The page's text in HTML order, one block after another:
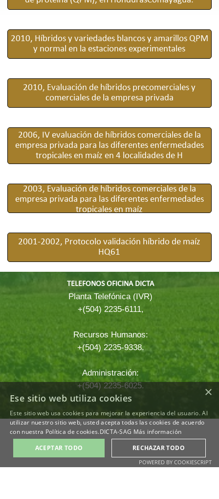
2010, Híbridos y variedades blancos y amarillos QPM
y normal en la estaciones experimentales
2010, Evaluación de híbridos precomerciales y
comerciales de la empresa privada
2006, IV evaluación de híbridos comerciales de la
empresa privada para las diferentes enfermedades
tropicales en maíz en 4 localidades de H
2003, Evaluación de híbridos comerciales de la
empresa privada para las diferentes enfermedades
tropicales en maíz
2001-2002, Protocolo validación híbrido de maíz
HQ61
TELEFONOS OFICINA DICTA
Planta Telefónica (IVR)
+(504) 2235-6111,
Recursos Humanos:
+(504) 2235-9338.
Administración:
+(504) 2235-6025.
Regreso al contenido
×
Ese sitio web utiliza cookies
Este sitio web usa cookies para mejorar la experiencia del usuario. Al
utilizar nuestro sitio web, usted acepta todas las cookies de acuerdo
con nuestra Política de cookies.DICTA-SAG Más información
ACEPTAR TODO
RECHAZAR TODO
POWERED BY COOKIESCRIPT